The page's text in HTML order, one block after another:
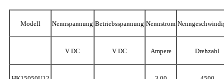
Modell Nennspannung Betriebsspannung Nennstrom
V DC V DC Ampere Drehzahl